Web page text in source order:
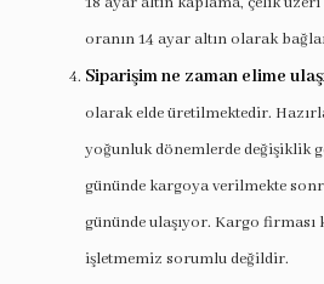
oranın 14 ayar altın olarak
Siparişim ne zaman elime
olarak elde üretilmektedir.
yoğunluk dönemlerde değişiklik
gününde kargoya verilmekte
gününde ulaşıyor. Kargo firması
işletmemiz sorumlu değildir.